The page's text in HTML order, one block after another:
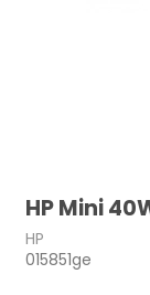
HP Mini
HP
015851ge